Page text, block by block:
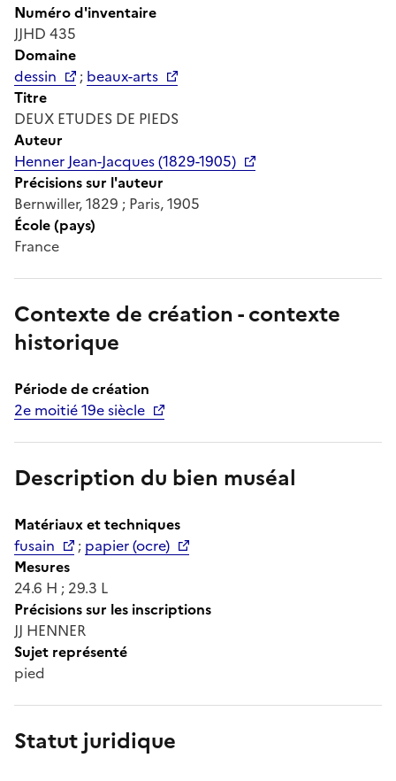
Numéro d'inventaire
JJHD 435
Domaine
dessin
; beaux-arts
Titre
DEUX ETUDES DE PIEDS
Auteur
Henner Jean-Jacques (1829-1905)
Précisions sur l'auteur
Bernwiller, 1829 ; Paris, 1905
École (pays)
France
Contexte de création - contexte
historique
Période de création
2e moitié 19e siècle
Description du bien muséal
Matériaux et techniques
fusain
; papier (ocre)
Mesures
24.6 H ; 29.3 L
Précisions sur les inscriptions
JJ HENNER
Sujet représenté
pied
Statut juridique